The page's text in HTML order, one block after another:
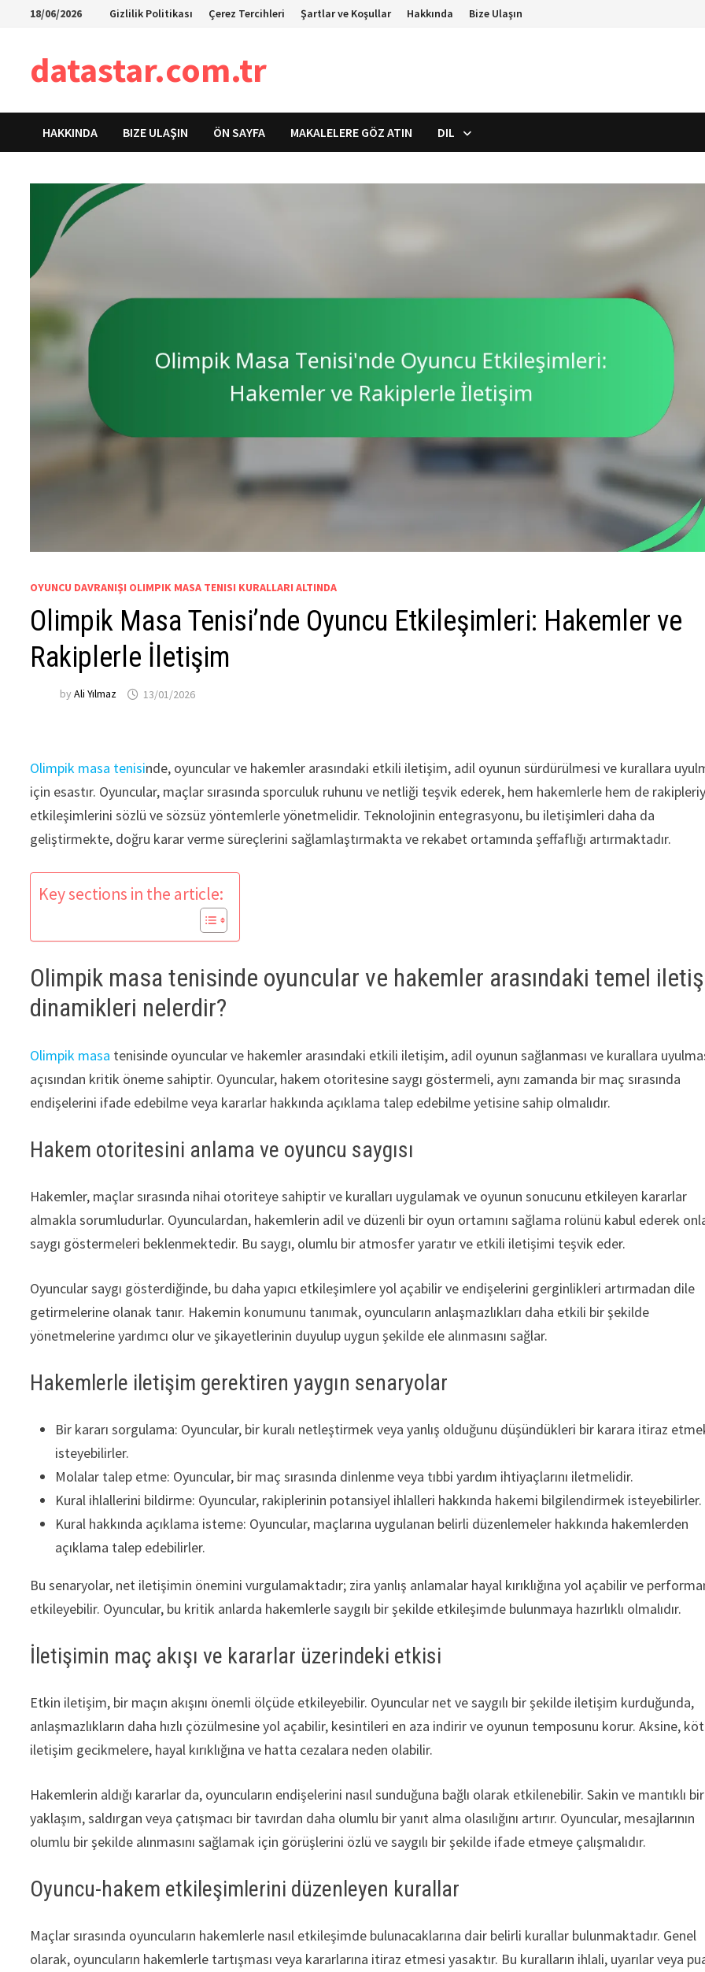
18/06/2026 Gizlilik Politikası Çerez Tercihleri Şartlar ve Koşullar Hakkında Bize Ulaşın
datastar.com.tr
HAKKINDA BIZE ULAŞIN ÖN SAYFA MAKALELERE GÖZ ATIN DIL
OYUNCU DAVRANIŞI OLIMPIK MASA TENISI KURALLARI ALTINDA
Olimpik Masa Tenisi’nde Oyuncu Etkileşimleri: Hakemler ve
Rakiplerle İletişim
byAli Yılmaz 13/01/2026
Olimpik masa tenisinde, oyuncular ve hakemler arasındaki etkili iletişim, adil oyunun sürdürülmesi ve kurallara
için esastır. Oyuncular, maçlar sırasında sporculuk ruhunu ve netliği teşvik ederek, hem hakemlerle hem de
etkileşimlerini sözlü ve sözsüz yöntemlerle yönetmelidir. Teknolojinin entegrasyonu, bu iletişimleri daha da
geliştirmekte, doğru karar verme süreçlerini sağlamlaştırmakta ve rekabet ortamında şeffaflığı artırmaktadır.
Key sections in the article:
Olimpik masa tenisinde oyuncular ve hakemler arasındaki temel
dinamikleri nelerdir?
Olimpik masa tenisinde oyuncular ve hakemler arasındaki etkili iletişim, adil oyunun sağlanması ve kurallara
açısından kritik öneme sahiptir. Oyuncular, hakem otoritesine saygı göstermeli, aynı zamanda bir maç sırasında
endişelerini ifade edebilme veya kararlar hakkında açıklama talep edebilme yetisine sahip olmalıdır.
Hakem otoritesini anlama ve oyuncu saygısı
Hakemler, maçlar sırasında nihai otoriteye sahiptir ve kuralları uygulamak ve oyunun sonucunu etkileyen kararlar
almakla sorumludurlar. Oyunculardan, hakemlerin adil ve düzenli bir oyun ortamını sağlama rolünü kabul ederek
saygı göstermeleri beklenmektedir. Bu saygı, olumlu bir atmosfer yaratır ve etkili iletişimi teşvik eder.
Oyuncular saygı gösterdiğinde, bu daha yapıcı etkileşimlere yol açabilir ve endişelerini gerginlikleri artırmadan dile
getirmelerine olanak tanır. Hakemin konumunu tanımak, oyuncuların anlaşmazlıkları daha etkili bir şekilde
yönetmelerine yardımcı olur ve şikayetlerinin duyulup uygun şekilde ele alınmasını sağlar.
Hakemlerle iletişim gerektiren yaygın senaryolar
Bir kararı sorgulama: Oyuncular, bir kuralı netleştirmek veya yanlış olduğunu düşündükleri bir karara itiraz
isteyebilirler.
Molalar talep etme: Oyuncular, bir maç sırasında dinlenme veya tıbbi yardım ihtiyaçlarını iletmelidir.
Kural ihlallerini bildirme: Oyuncular, rakiplerinin potansiyel ihlalleri hakkında hakemi bilgilendirmek isteyebilirler.
Kural hakkında açıklama isteme: Oyuncular, maçlarına uygulanan belirli düzenlemeler hakkında hakemlerden
açıklama talep edebilirler.
Bu senaryolar, net iletişimin önemini vurgulamaktadır; zira yanlış anlamalar hayal kırıklığına yol açabilir ve
etkileyebilir. Oyuncular, bu kritik anlarda hakemlerle saygılı bir şekilde etkileşimde bulunmaya hazırlıklı olmalıdır.
İletişimin maç akışı ve kararlar üzerindeki etkisi
Etkin iletişim, bir maçın akışını önemli ölçüde etkileyebilir. Oyuncular net ve saygılı bir şekilde iletişim kurduğunda,
anlaşmazlıkların daha hızlı çözülmesine yol açabilir, kesintileri en aza indirir ve oyunun temposunu korur. Aksine,
iletişim gecikmelere, hayal kırıklığına ve hatta cezalara neden olabilir.
Hakemlerin aldığı kararlar da, oyuncuların endişelerini nasıl sunduğuna bağlı olarak etkilenebilir. Sakin ve mantıklı bir
yaklaşım, saldırgan veya çatışmacı bir tavırdan daha olumlu bir yanıt alma olasılığını artırır. Oyuncular, mesajlarının
olumlu bir şekilde alınmasını sağlamak için görüşlerini özlü ve saygılı bir şekilde ifade etmeye çalışmalıdır.
Oyuncu-hakem etkileşimlerini düzenleyen kurallar
Maçlar sırasında oyuncuların hakemlerle nasıl etkileşimde bulunacaklarına dair belirli kurallar bulunmaktadır. Genel
olarak, oyuncuların hakemlerle tartışması veya kararlarına itiraz etmesi yasaktır. Bu kuralların ihlali, uyarılar veya